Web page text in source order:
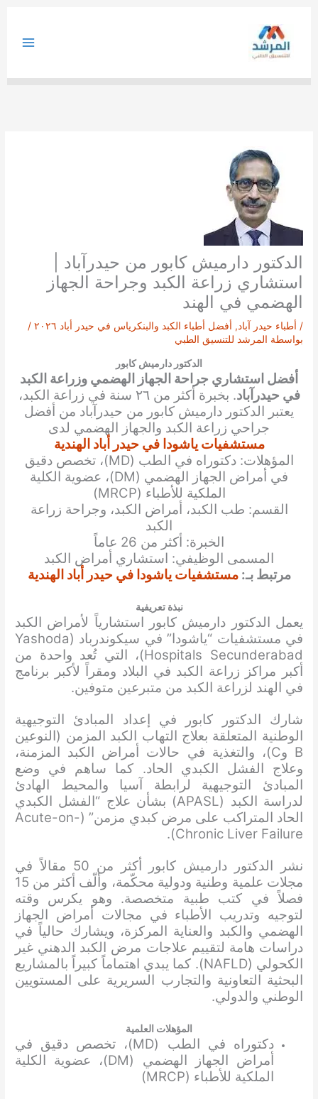
الدكتور دارميش كابور من حيدرآباد |
استشاري زراعة الكبد وجراحة الجهاز
الهضمي في الهند
/ أطباء حيدر آباد, أفضل أطباء الكبد والبنكرياس في حيدر أباد ٢٠٢٦
/
بواسطة المرشد للتنسيق الطبي
الدكتور دارميش كابور
أفضل استشاري جراحة الجهاز الهضمي وزراعة الكبد
في حيدرآباد
. بخبرة أكثر من ٢٦ سنة في زراعة الكبد،
يعتبر الدكتور دارميش كابور من حيدرآباد من أفضل
جراحي زراعة الكبد والجهاز الهضمي لدى
مستشفيات ياشودا في حيدر أباد الهندية
المؤهلات: دكتوراه في الطب (MD)، تخصص دقيق
في أمراض الجهاز الهضمي (DM)، عضوية الكلية
الملكية للأطباء (MRCP)
القسم: طب الكبد، أمراض الكبد، وجراحة زراعة
الكبد
الخبرة: أكثر من 26 عاماً
المسمى الوظيفي: استشاري أمراض الكبد
مرتبط بـ:مستشفيات ياشودا في حيدر أباد الهندية
نبذة تعريفية
يعمل الدكتور دارميش كابور استشارياً لأمراض الكبد
في مستشفيات “ياشودا” في سيكوندرباد (Yashoda
Hospitals Secunderabad)، التي تُعد واحدة من
أكبر مراكز زراعة الكبد في البلاد ومقراً لأكبر برنامج
في الهند لزراعة الكبد من متبرعين متوفين.
شارك الدكتور كابور في إعداد المبادئ التوجيهية
الوطنية المتعلقة بعلاج التهاب الكبد المزمن (النوعين
B وC)، والتغذية في حالات أمراض الكبد المزمنة،
وعلاج الفشل الكبدي الحاد. كما ساهم في وضع
المبادئ التوجيهية لرابطة آسيا والمحيط الهادئ
لدراسة الكبد (APASL) بشأن علاج “الفشل الكبدي
الحاد المتراكب على مرض كبدي مزمن” (Acute-on-
Chronic Liver Failure).
نشر الدكتور دارميش كابور أكثر من 50 مقالاً في
مجلات علمية وطنية ودولية محكّمة، وألّف أكثر من 15
فصلاً في كتب طبية متخصصة. وهو يكرس وقته
لتوجيه وتدريب الأطباء في مجالات أمراض الجهاز
الهضمي والكبد والعناية المركزة، ويشارك حالياً في
دراسات هامة لتقييم علاجات مرض الكبد الدهني غير
الكحولي (NAFLD). كما يبدي اهتماماً كبيراً بالمشاريع
البحثية التعاونية والتجارب السريرية على المستويين
الوطني والدولي.
المؤهلات العلمية
دكتوراه في الطب (MD)، تخصص دقيق في
أمراض الجهاز الهضمي (DM)، عضوية الكلية
الملكية للأطباء (MRCP)